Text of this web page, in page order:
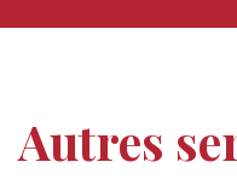
Autres